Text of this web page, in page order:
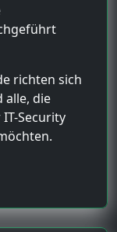
richten sich
alle, die
Security